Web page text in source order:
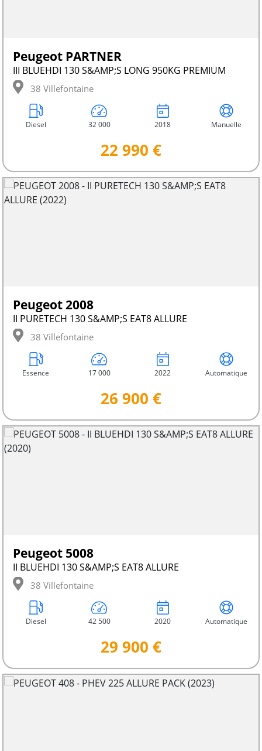
Peugeot PARTNER
III BLUEHDI 130 S&AMP;S LONG 950KG PREMIUM
38 Villefontaine
Diesel 32 000 2018 Manuelle
22 990 €
Peugeot 2008
II PURETECH 130 S&AMP;S EAT8 ALLURE
38 Villefontaine
Essence 17 000 2022 Automatique
26 900 €
Peugeot 5008
II BLUEHDI 130 S&AMP;S EAT8 ALLURE
38 Villefontaine
Diesel 42 500 2020 Automatique
29 900 €